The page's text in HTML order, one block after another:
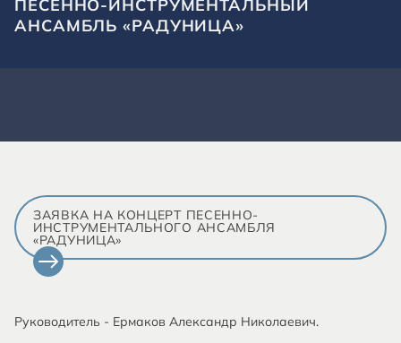
ПЕСЕННО-ИНСТРУМЕНТАЛЬНЫЙ
АНСАМБЛЬ «РАДУНИЦА»
ЗАЯВКА НА КОНЦЕРТ ПЕСЕННО-
ИНСТРУМЕНТАЛЬНОГО АНСАМБЛЯ
«РАДУНИЦА»
Руководитель - Ермаков Александр Николаевич.